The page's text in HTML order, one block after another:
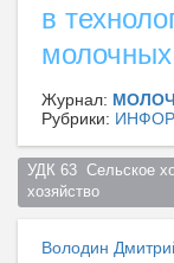
в
Журнал:
Рубрики:
УДК 63  Сельское
хозяйство
Володин